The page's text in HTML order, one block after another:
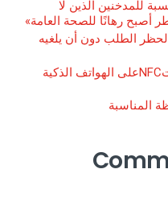
للمدخنين الذين لا
أصبح رهانًا للصحة العامة»
الطلب دون أن يلغيه
كاسبرسكي تكشف عن ارتفاع هجماتNFCعلى الهواتف الذكية